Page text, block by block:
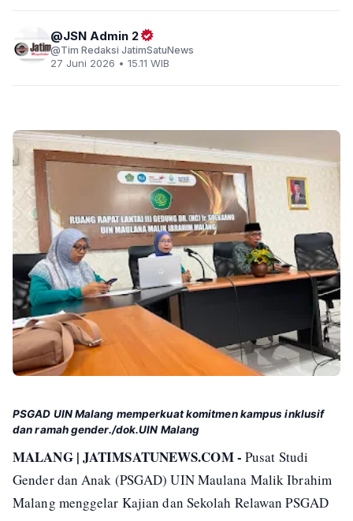
JSN Admin 2
Tim Redaksi JatimSatuNews
27 Juni 2026 • 15.11 WIB
PSGAD UIN Malang memperkuat komitmen kampus inklusif
dan ramah gender./dok.UIN Malang
MALANG | JATIMSATUNEWS.COM - Pusat Studi
Gender dan Anak (PSGAD) UIN Maulana Malik Ibrahim
Malang menggelar Kajian dan Sekolah Relawan PSGAD